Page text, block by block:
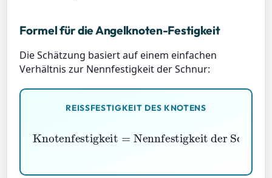
Formel für die Angelknoten-Festigkeit
Die Schätzung basiert auf einem einfachen
Verhältnis zur Nennfestigkeit der Schnur:
REISSFESTIGKEIT DES KNOTENS